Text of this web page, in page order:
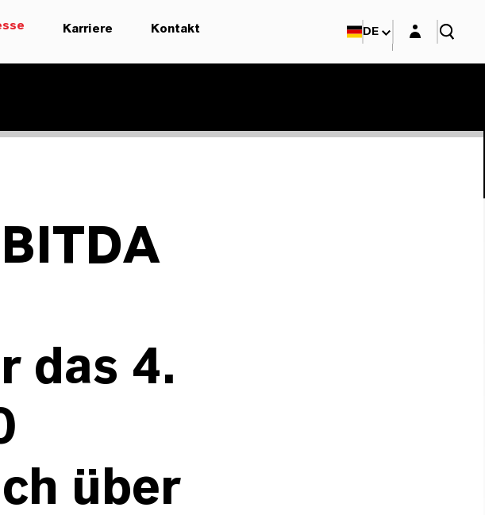
Karriere Kontakt DE Login-Maske
das 4.
über